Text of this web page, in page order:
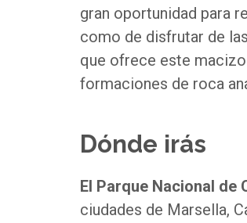
gran oportunidad para
como de disfrutar de
que ofrece este
formaciones de roca
Dónde irás
El Parque Nacional de
ciudades de Marsella,